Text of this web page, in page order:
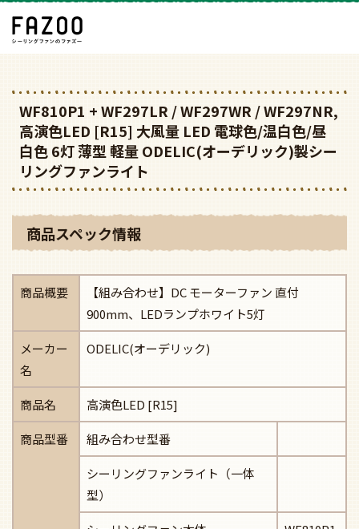
WF810P1 + WF297LR / WF297WR / WF297NR,
高演色LED [R15] 大風量 LED 電球色/温白色/昼
白色 6灯 薄型 軽量 ODELIC(オーデリック)製シー
リングファンライト
商品スペック情報
商品概要
【組み合わせ】DC モーターファン 直付
900mm、LEDランプホワイト5灯
メーカー
名
ODELIC(オーデリック)
商品名 高演色LED [R15]
商品型番 組み合わせ型番
シーリングファンライト（一体
型）